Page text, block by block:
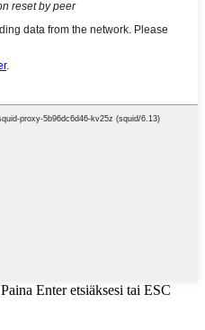
Paina Enter etsiäksesi tai ESC